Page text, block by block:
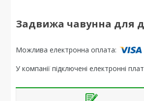
Задвижа чавунна для
У компанії підключені електронні